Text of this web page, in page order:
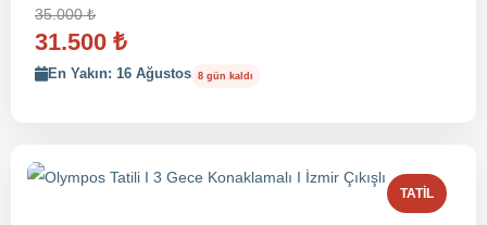
35.000₺
31.500 ₺
En Yakın: 16 Ağustos 8 gün kaldı
TATIL